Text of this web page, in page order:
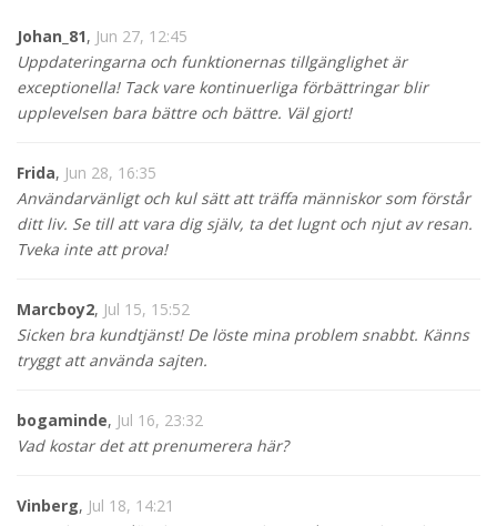
Johan_81, Jun 27, 12:45
Uppdateringarna och funktionernas tillgänglighet är
exceptionella! Tack vare kontinuerliga förbättringar blir
upplevelsen bara bättre och bättre. Väl gjort!
Frida, Jun 28, 16:35
Användarvänligt och kul sätt att träffa människor som förstår
ditt liv. Se till att vara dig själv, ta det lugnt och njut av resan.
Tveka inte att prova!
Marcboy2, Jul 15, 15:52
Sicken bra kundtjänst! De löste mina problem snabbt. Känns
tryggt att använda sajten.
bogaminde, Jul 16, 23:32
Vad kostar det att prenumerera här?
Vinberg, Jul 18, 14:21